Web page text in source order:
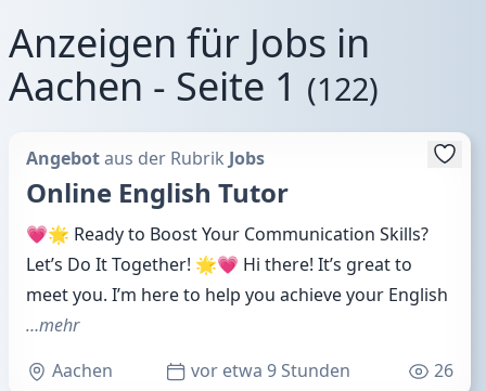
Anzeigen für Jobs in
Aachen - Seite 1 (122)
Angebotaus der Rubrik Jobs
Online English Tutor
💗🌟 Ready to Boost Your Communication Skills?
Let’s Do It Together! 🌟💗 Hi there! It’s great to
meet you. I’m here to help you achieve your English
…mehr
Aachen
vor etwa 9 Stunden 26